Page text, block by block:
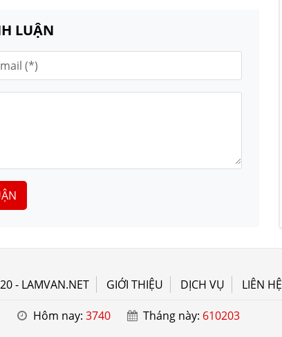
LUẬN
- LAMVAN.NET GIỚI THIỆU DỊCH VỤ LIÊN HỆ
Hôm nay: 3740 Tháng này: 610203